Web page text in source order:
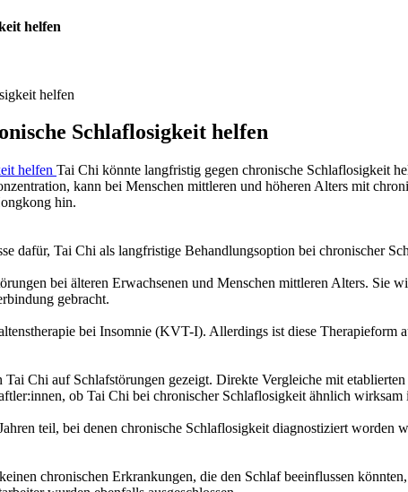
helfen
helfen
Schlaflosigkeit helfen
Tai Chi könnte langfristig gegen chronische Schlaflosigkeit
kann bei Menschen mittleren und höheren Alters mit
hin.
dafür, Tai Chi als langfristige Behandlungsoption bei chronischer
bei älteren Erwachsenen und Menschen mittleren Alters.
gebracht.
bei Insomnie (KVT-I). Allerdings ist diese Therapieform
Chi auf Schlafstörungen gezeigt. Direkte Vergleiche mit
ob Tai Chi bei chronischer Schlaflosigkeit ähnlich
teil, bei denen chronische Schlaflosigkeit diagnostiziert
chronischen Erkrankungen, die den Schlaf beeinflussen